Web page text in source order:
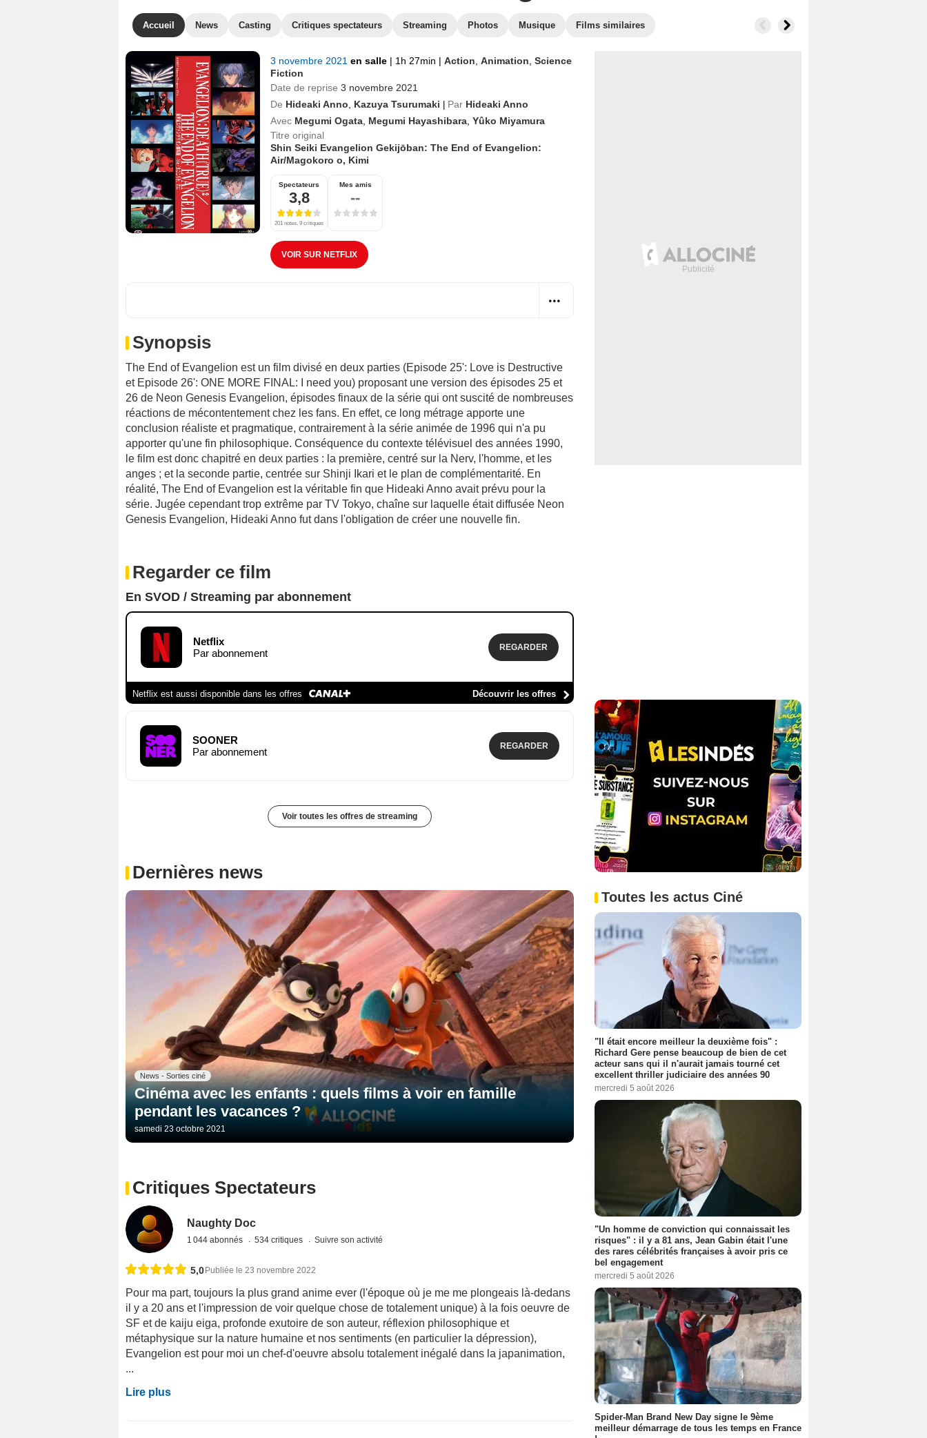
Accueil News Casting Critiques spectateurs Streaming Photos Musique Films similaires
3 novembre 2021 en salle | 1h 27min | Action Animation Science
Fiction
Date de reprise 3 novembre 2021
De Hideaki Anno Kazuya Tsurumaki Par Hideaki Anno
Avec Megumi Ogata Megumi Hayashibara Yûko Miyamura
Titre original
Shin Seiki Evangelion Gekijōban: The End of Evangelion:
Air/Magokoro o, Kimi
Spectateurs
3,8
201 notes, 9 critiques
Mes amis
--
VOIR SUR NETFLIX
Synopsis
The End of Evangelion est un film divisé en deux parties (Episode 25': Love is Destructive
et Episode 26': ONE MORE FINAL: I need you) proposant une version des épisodes 25 et
26 de Neon Genesis Evangelion, épisodes finaux de la série qui ont suscité de nombreuses
réactions de mécontentement chez les fans. En effet, ce long métrage apporte une
conclusion réaliste et pragmatique, contrairement à la série animée de 1996 qui n'a pu
apporter qu'une fin philosophique. Conséquence du contexte télévisuel des années 1990,
le film est donc chapitré en deux parties : la première, centré sur la Nerv, l'homme, et les
anges ; et la seconde partie, centrée sur Shinji Ikari et le plan de complémentarité. En
réalité, The End of Evangelion est la véritable fin que Hideaki Anno avait prévu pour la
série. Jugée cependant trop extrême par TV Tokyo, chaîne sur laquelle était diffusée Neon
Genesis Evangelion, Hideaki Anno fut dans l'obligation de créer une nouvelle fin.
Regarder ce film
En SVOD / Streaming par abonnement
Netflix
Par abonnement
REGARDER
Netflix est aussi disponible dans les offres Découvrir les offres
SOONER
Par abonnement
REGARDER
Voir toutes les offres de streaming
Dernières news
News - Sorties ciné
Cinéma avec les enfants : quels films à voir en famille
pendant les vacances ?
samedi 23 octobre 2021
Critiques Spectateurs
Naughty Doc
1 044 abonnés 534 critiques Suivre son activité
5,0Publiée le 23 novembre 2022
Pour ma part, toujours la plus grand anime ever (l'époque où je me me plongeais là-dedans
il y a 20 ans et l'impression de voir quelque chose de totalement unique) à la fois oeuvre de
SF et de kaiju eiga, profonde exutoire de son auteur, réflexion philosophique et
métaphysique sur la nature humaine et nos sentiments (en particulier la dépression),
Evangelion est pour moi un chef-d'oeuvre absolu totalement inégalé dans la japanimation,
...
Lire plus
Toutes les actus Ciné
"Il était encore meilleur la deuxième fois" :
Richard Gere pense beaucoup de bien de cet
acteur sans qui il n'aurait jamais tourné cet
excellent thriller judiciaire des années 90
mercredi 5 août 2026
"Un homme de conviction qui connaissait les
risques" : il y a 81 ans, Jean Gabin était l'une
des rares célébrités françaises à avoir pris ce
bel engagement
mercredi 5 août 2026
Spider-Man Brand New Day signe le 9ème
meilleur démarrage de tous les temps en France